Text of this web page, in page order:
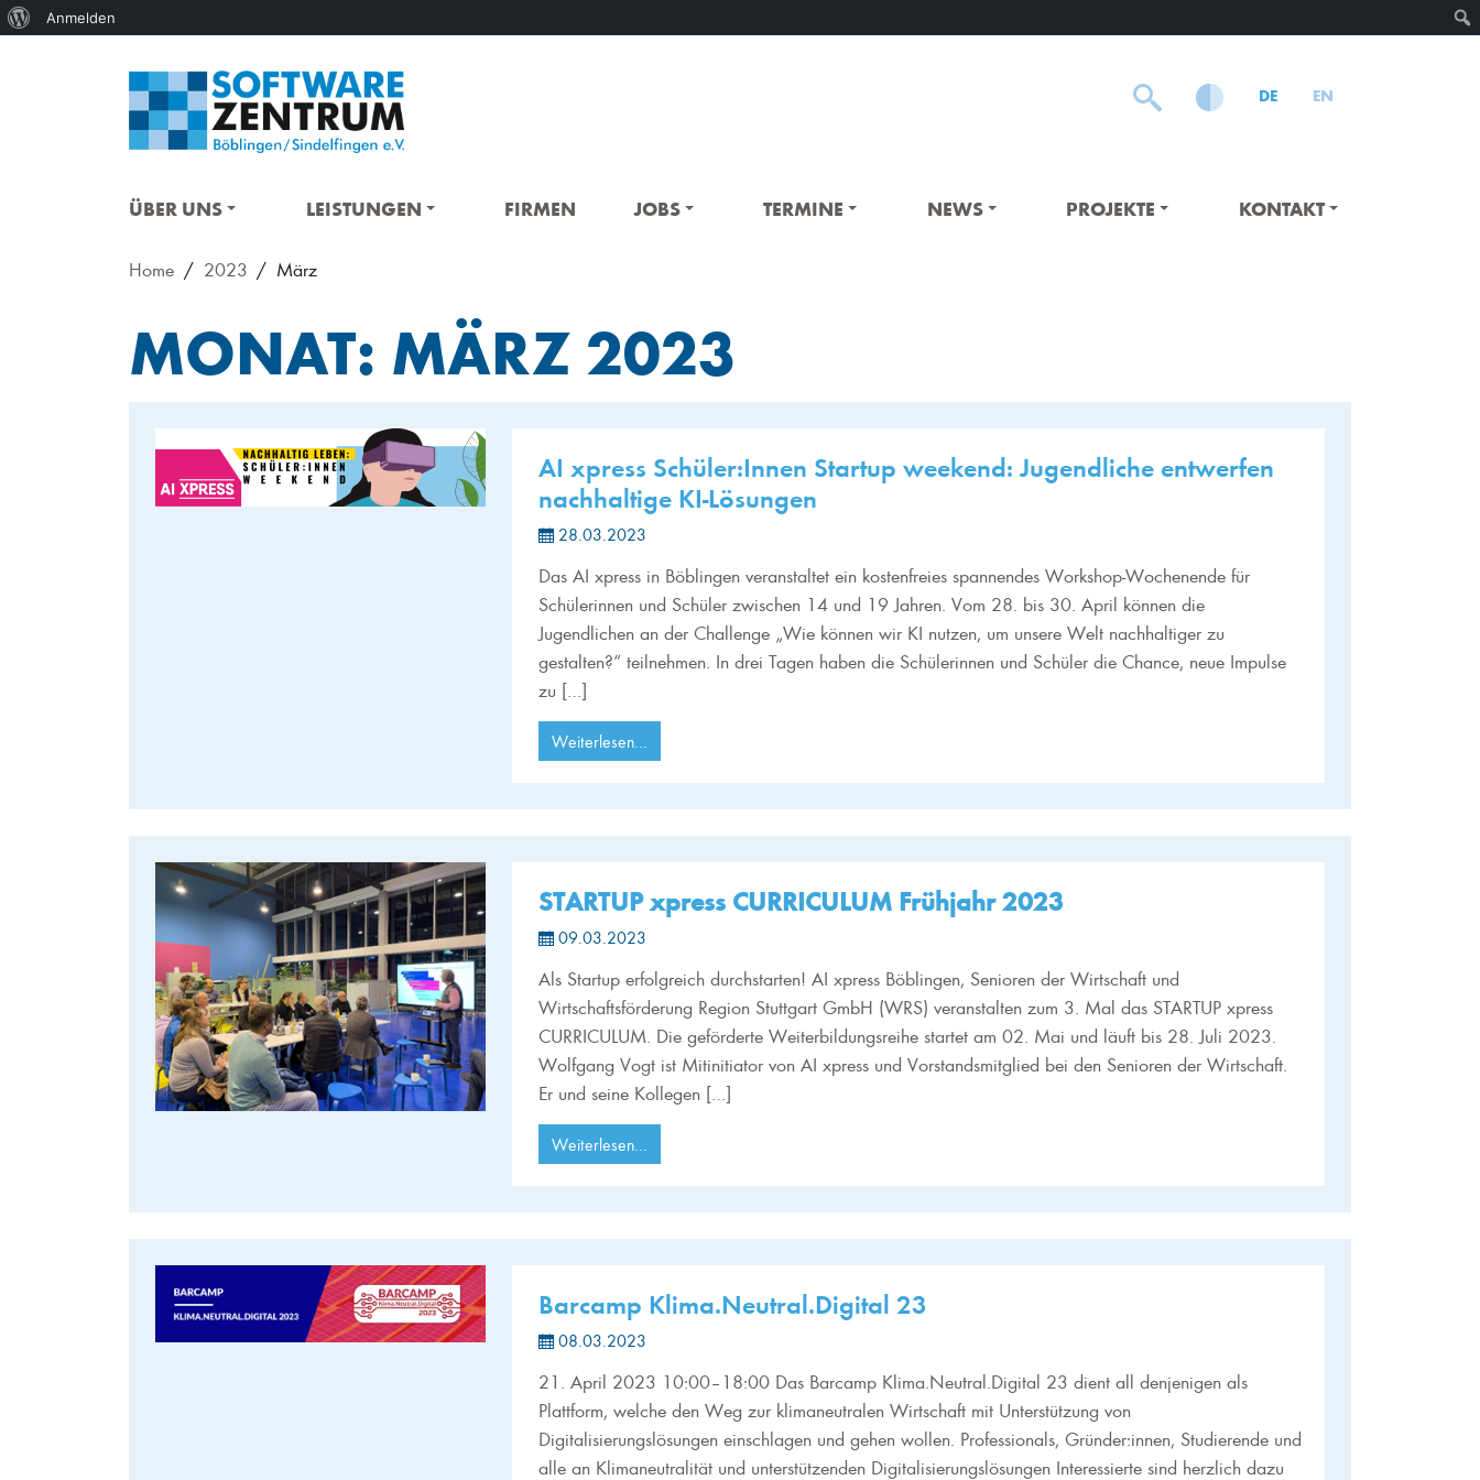
DE EN
ÜBER UNS LEISTUNGEN FIRMEN JOBS TERMINE NEWS PROJEKTE KONTAKT
Home 2023 März
MONAT: MÄRZ 2023
AI xpress Schüler:Innen Startup weekend: Jugendliche entwerfen
nachhaltige KI-Lösungen
28.03.2023
Das AI xpress in Böblingen veranstaltet ein kostenfreies spannendes Workshop-Wochenende für
Schülerinnen und Schüler zwischen 14 und 19 Jahren. Vom 28. bis 30. April können die
Jugendlichen an der Challenge „Wie können wir KI nutzen, um unsere Welt nachhaltiger zu
gestalten?“ teilnehmen. In drei Tagen haben die Schülerinnen und Schüler die Chance, neue Impulse
zu […]
Weiterlesen...
STARTUP xpress CURRICULUM Frühjahr 2023
09.03.2023
Als Startup erfolgreich durchstarten! AI xpress Böblingen, Senioren der Wirtschaft und
Wirtschaftsförderung Region Stuttgart GmbH (WRS) veranstalten zum 3. Mal das STARTUP xpress
CURRICULUM. Die geförderte Weiterbildungsreihe startet am 02. Mai und läuft bis 28. Juli 2023.
Wolfgang Vogt ist Mitinitiator von AI xpress und Vorstandsmitglied bei den Senioren der Wirtschaft.
Er und seine Kollegen […]
Weiterlesen...
Barcamp Klima.Neutral.Digital 23
08.03.2023
21. April 2023 10:00–18:00 Das Barcamp Klima.Neutral.Digital 23 dient all denjenigen als
Plattform, welche den Weg zur klimaneutralen Wirtschaft mit Unterstützung von
Digitalisierungslösungen einschlagen und gehen wollen. Professionals, Gründer:innen, Studierende und
alle an Klimaneutralität und unterstützenden Digitalisierungslösungen Interessierte sind herzlich dazu
Über
Anmelden